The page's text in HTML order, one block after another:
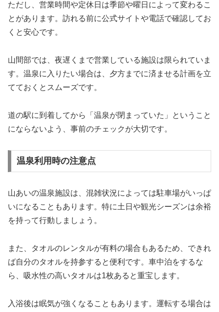
ただし、営業時間や定休日は季節や曜日によって変わるこ
とがあります。訪れる前に公式サイトや電話で確認してお
くと安心です。
山間部では、夜遅くまで営業している施設は限られていま
す。温泉に入りたい場合は、夕方までに済ませる計画を立
てておくとスムーズです。
道の駅に到着してから「温泉が閉まっていた」ということ
にならないよう、事前のチェックが大切です。
温泉利用時の注意点
山あいの温泉施設は、混雑状況によっては駐車場がいっぱ
いになることもあります。特に土日や観光シーズンは余裕
を持って行動しましょう。
また、タオルのレンタルが有料の場合もあるため、できれ
ば自分のタオルを持参すると便利です。車中泊をするな
ら、吸水性の高いタオルは1枚あると重宝します。
入浴後は眠気が強くなることもあります。運転する場合は